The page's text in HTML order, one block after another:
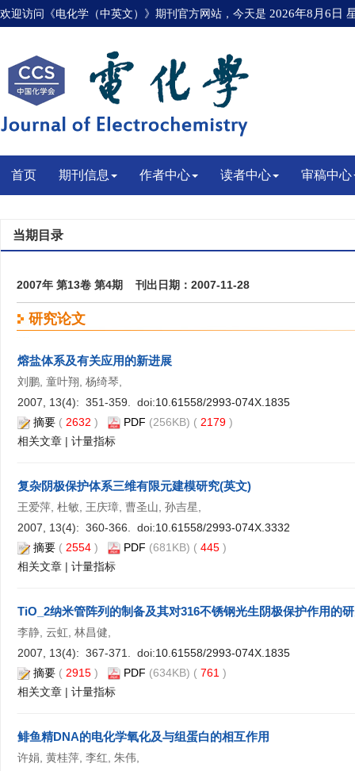
欢迎访问《电化学（中英文）》期刊官方网站，今天是 2026年8月6日
首页 期刊信息 作者中心 读者中心 审稿中心
当期目录
2007年 第13卷 第4期 刊出日期：2007-11-28
研究论文
熔盐体系及有关应用的新进展
刘鹏, 童叶翔, 杨绮琴,
2007, 13(4): 351-359. doi:10.61558/2993-074X.1835
摘要 ( 2632 ) PDF (256KB) ( 2179 )
相关文章 | 计量指标
复杂阴极保护体系三维有限元建模研究(英文)
王爱萍, 杜敏, 王庆璋, 曹圣山, 孙吉星,
2007, 13(4): 360-366. doi:10.61558/2993-074X.3332
摘要 ( 2554 ) PDF (681KB) ( 445 )
相关文章 | 计量指标
TiO_2纳米管阵列的制备及其对316不锈钢光生阴极保护作用的
李静, 云虹, 林昌健,
2007, 13(4): 367-371. doi:10.61558/2993-074X.1835
摘要 ( 2915 ) PDF (634KB) ( 761 )
相关文章 | 计量指标
鲱鱼精DNA的电化学氧化及与组蛋白的相互作用
许娟, 黄桂萍, 李红, 朱伟,